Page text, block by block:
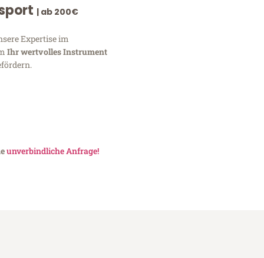
| ab 200€
Expertise im
Ihr wertvolles Instrument
unverbindliche Anfrage!